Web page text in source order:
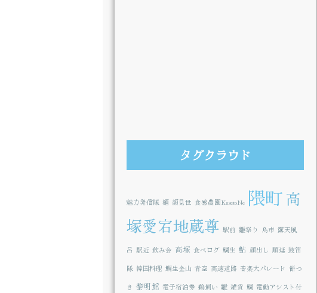
タグクラウド
魅力発信隊 麺 顔見世 食感農園KazetoNe 隈町高
塚愛宕地蔵尊 駅前 雛祭り 鳥市 露天風
呂 駅近 飲み会 高塚 食べログ 鯛生 鮎 顔出し 順延 鼓笛
隊 韓国料理 鯛生金山 青空 高速道路 音楽大パレード 餅つ
き 黎明館 電子宿泊券 鵜飼い 雛 雑貨 鯛 電動アシスト付